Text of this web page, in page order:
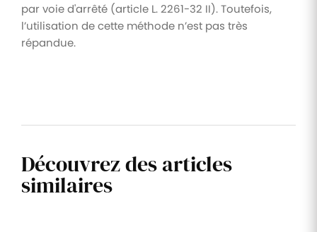
par voie d'arrêté (article L. 2261-32 II). Toutefois,
l’utilisation de cette méthode n’est pas très
répandue.
Découvrez des articles
similaires